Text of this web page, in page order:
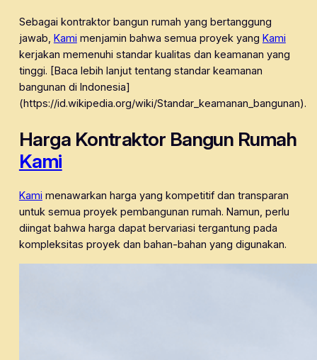
Sebagai kontraktor bangun rumah yang bertanggung
jawab, Kami menjamin bahwa semua proyek yang Kami
kerjakan memenuhi standar kualitas dan keamanan yang
tinggi. [Baca lebih lanjut tentang standar keamanan
bangunan di Indonesia]
(https://id.wikipedia.org/wiki/Standar_keamanan_bangunan).
Harga Kontraktor Bangun Rumah
Kami
Kami menawarkan harga yang kompetitif dan transparan
untuk semua proyek pembangunan rumah. Namun, perlu
diingat bahwa harga dapat bervariasi tergantung pada
kompleksitas proyek dan bahan-bahan yang digunakan.